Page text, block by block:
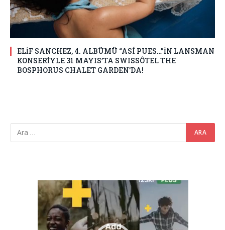
ELİF SANCHEZ, 4. ALBÜMÜ “ASÍ PUES…”İN LANSMAN
KONSERİYLE 31 MAYIS’TA SWISSÔTEL THE
BOSPHORUS CHALET GARDEN’DA!
Video
oynatıcı